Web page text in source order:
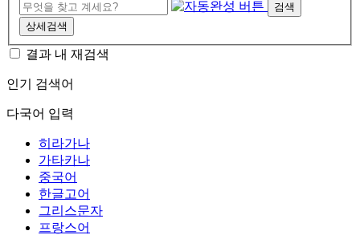
검색
상세검색
결과 내 재검색
인기 검색어
다국어 입력
히라가나
가타카나
중국어
한글고어
그리스문자
프랑스어